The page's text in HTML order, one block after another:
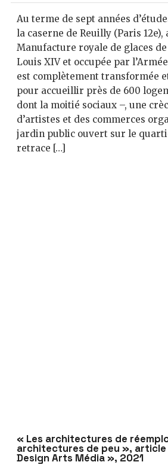
Au terme de sept années
la caserne de Reuilly (Paris 12e),
Manufacture royale de glaces
Louis XIV et occupée par
est complètement transformée
pour accueillir près de 600
dont la moitié sociaux –, une
d’artistes et des commerces
jardin public ouvert sur le
retrace […]
« Les architectures de
architectures de peu », article
Design Arts Média », 2021